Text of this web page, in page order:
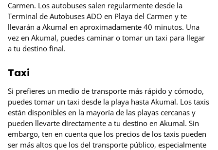
Carmen. Los autobuses salen regularmente desde la
Terminal de Autobuses ADO en Playa del Carmen y te
llevarán a Akumal en aproximadamente 40 minutos. Una
vez en Akumal, puedes caminar o tomar un taxi para llegar
a tu destino final.
Taxi
Si prefieres un medio de transporte más rápido y cómodo,
puedes tomar un taxi desde la playa hasta Akumal. Los taxis
están disponibles en la mayoría de las playas cercanas y
pueden llevarte directamente a tu destino en Akumal. Sin
embargo, ten en cuenta que los precios de los taxis pueden
ser más altos que los del transporte público, especialmente